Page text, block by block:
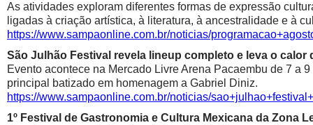
As atividades exploram diferentes formas de expressão
ligadas à criação artística, à literatura, à ancestralidade e à
https://www.sampaonline.com.br/noticias/
São Julhão Festival revela lineup completo e leva o calor
Evento acontece na Mercado Livre Arena Pacaembu de 7 a
principal batizado em homenagem a Gabriel Diniz.
https://www.sampaonline.com.br/noticias/
1º Festival de Gastronomia e Cultura Mexicana da Zona